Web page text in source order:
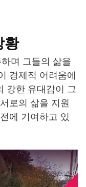
황
며 그들의 삶을
경제적 어려움에
강한 유대감이 그
로의 삶을 지원
에 기여하고 있